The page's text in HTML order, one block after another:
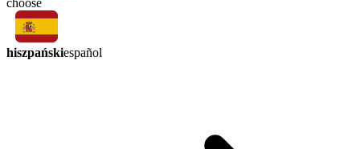
choose
hiszpańskiespañol